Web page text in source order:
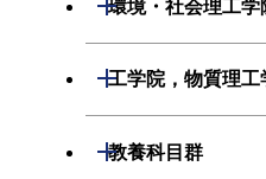
共通専門
初年次専門
共通専門科
創造プロ
環境・社会理工学
建築学系
工学院，物質理工
開閉
工学院，物
教養科目群
開閉